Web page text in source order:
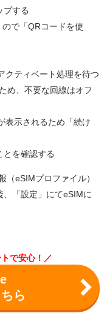
プする
ので「QRコードを使
クティベート処理を待つ
め、不要な回線はオフ
表示されるため「続け
とを確認する
（eSIMプロファイル）
「設定」にてeSIMに
で安心！／
ら